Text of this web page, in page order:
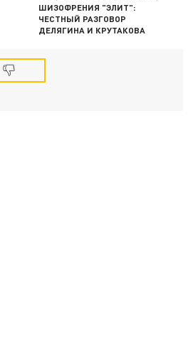
ШИЗОФРЕНИЯ "ЭЛИТ":
ЧЕСТНЫЙ РАЗГОВОР
ДЕЛЯГИНА И КРУТАКОВА